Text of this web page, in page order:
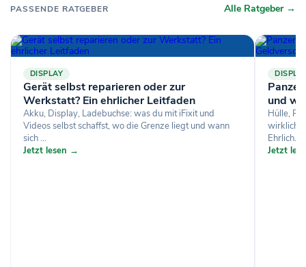
PASSENDE RATGEBER Alle Ratgeber →
DISPLAY
Gerät selbst reparieren oder zur
Werkstatt? Ein ehrlicher Leitfaden
Akku, Display, Ladebuchse: was du mit iFixit und
Videos selbst schaffst, wo die Grenze liegt und wann
sich ...
Jetzt lesen →
und
Hülle,
wirklich
Ehrlich...
Jetzt